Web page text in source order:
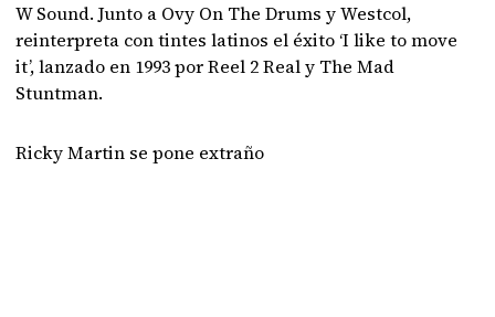
W Sound. Junto a Ovy On The Drums y Westcol,
reinterpreta con tintes latinos el éxito ‘I like to move
it’, lanzado en 1993 por Reel 2 Real y The Mad
Stuntman.
Ricky Martin se pone extraño